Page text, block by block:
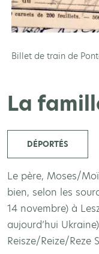
Billet de train de
La
DÉPORTÉS
Le père, Moses/
bien, selon les
14 novembre) à
aujourd’hui
Reisze/Reize/Reze